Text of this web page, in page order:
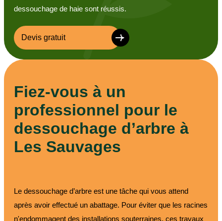
dessouchage de haie sont réussis.
Devis gratuit
Fiez-vous à un
professionnel pour le
dessouchage d’arbre à
Les Sauvages
Le dessouchage d’arbre est une tâche qui vous attend
après avoir effectué un abattage. Pour éviter que les racines
n'endommagent des installations souterraines, ces travaux